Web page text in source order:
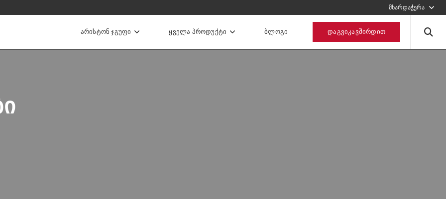
მხარდაჭერა
შეავსეთ ფორმა, ჩვენ დაგიკავშირდებით
გაგზავნეთ მოთხოვნა
ᲐᲠᲘᲡᲢᲝᲜ ᲯᲒᲣᲤᲘ ᲧᲕᲔᲚᲐ ᲞᲠᲝᲓᲣᲥᲢᲘ
ᲒᲐᲗᲑᲝᲑᲘᲡ ᲥᲕᲐᲑᲔᲑᲘ
ᲒᲐᲗᲑᲝᲑᲘᲡ ᲥᲕᲐᲑᲔᲑᲘ
ᲑᲚᲝᲒᲘ ᲓᲐᲒᲕᲘᲙᲐᲕᲨᲘᲠᲓᲘᲗ